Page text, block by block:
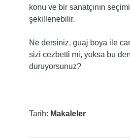
konu ve bir sanatçının
şekillenebilir.
Ne dersiniz, guaj boya ile
sizi cezbetti mi, yoksa bu
duruyorsunuz?
Tarih: Makaleler